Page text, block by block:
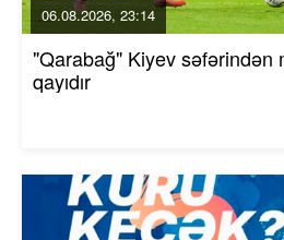
06.08.2026, 23:14
"Qarabağ" Kiyev səfərindən
qayıdır